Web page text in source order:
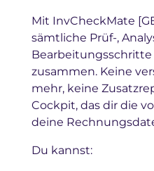
Mit InvCheckMate
sämtliche Prüf-,
Bearbeitungsschritte
zusammen. Keine
mehr, keine
Cockpit, das dir die
deine
Du kannst: